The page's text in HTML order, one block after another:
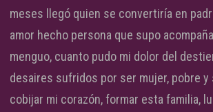
meses llegó quien se convertiría en
amor hecho persona que supo
menguo, cuanto pudo mi dolor del
desaires sufridos por ser mujer, pobre y
cobijar mi corazón, formar esta familia,